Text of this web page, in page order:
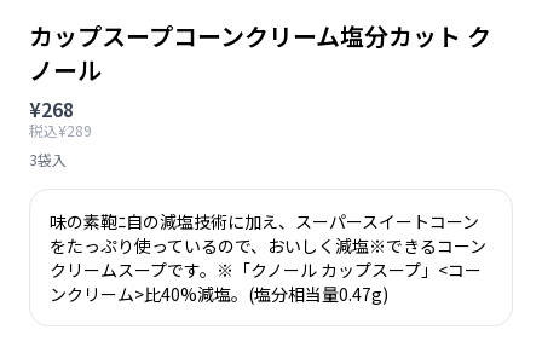
カップスープコーンクリーム塩分カット ク
ノール
¥268
税込¥289
3袋入
味の素鞄ﾆ自の減塩技術に加え、スーパースイートコーン
をたっぷり使っているので、おいしく減塩※できるコーン
クリームスープです。※「クノール カップスープ」<コー
ンクリーム>比40%減塩。(塩分相当量0.47g)